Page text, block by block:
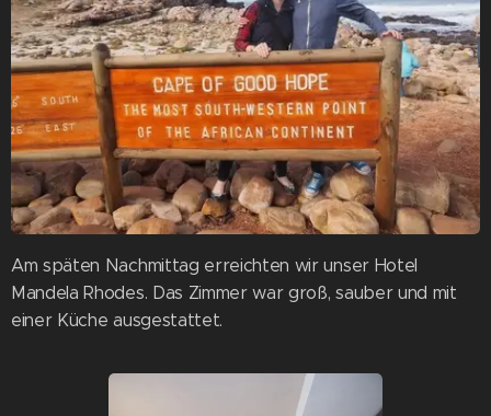
Am späten Nachmittag erreichten wir unser Hotel
Mandela Rhodes. Das Zimmer war groß, sauber und mit
einer Küche ausgestattet.